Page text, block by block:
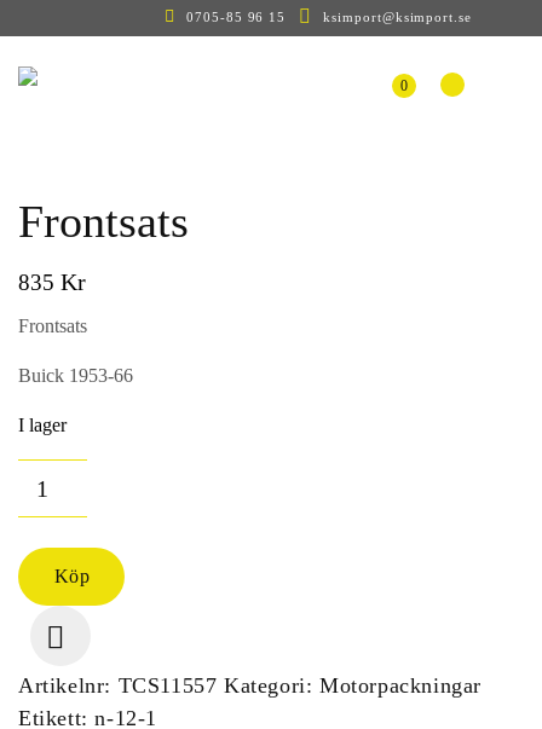
0705-85 96 15 ksimport@ksimport.se
0
Frontsats
835 Kr
Frontsats
Buick 1953-66
I lager
Köp
Artikelnr: TCS11557 Kategori:Motorpackningar
Etikett:n-12-1